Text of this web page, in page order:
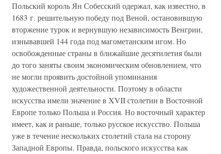
Польский король Ян Собесский одержал, как известно, в
1683 г. решительную победу под Веной, остановившую
вторжение турок и вернувшую независимость Венгрии,
изнывавшей 144 года под магометанским игом. Но
освобожденные страны в ближайшие десятилетия были
до того заняты своим экономическим обновлением, что
не могли проявить достойной упоминания
художественной деятельности. Поэтому в области
искусства имели значение в XVII столетии в Восточной
Европе только Польша и Россия. Но восточный характер
имеет, как и раньше, только русское искусство. Польша
уже в течение нескольких столетий стала на сторону
Западной Европы. Правда, польского искусства как